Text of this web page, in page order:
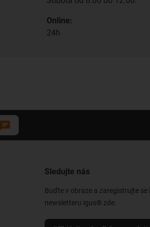
Online:
24h
Sledujte nás
Buďte v obraze a zaregistrujte se
newsletteru igus® zde.